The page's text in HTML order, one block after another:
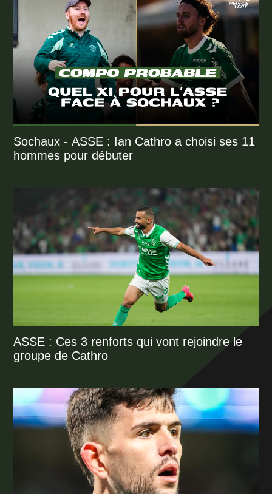
Sochaux - ASSE : Ian Cathro a choisi ses 11
hommes pour débuter
ASSE : Ces 3 renforts qui vont rejoindre le
groupe de Cathro